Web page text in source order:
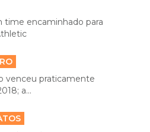
time encaminhado para
venceu praticamente
a...